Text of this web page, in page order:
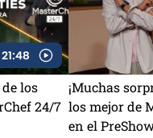
21:48
los
24/7
¡Muchas
los mejor de
en el